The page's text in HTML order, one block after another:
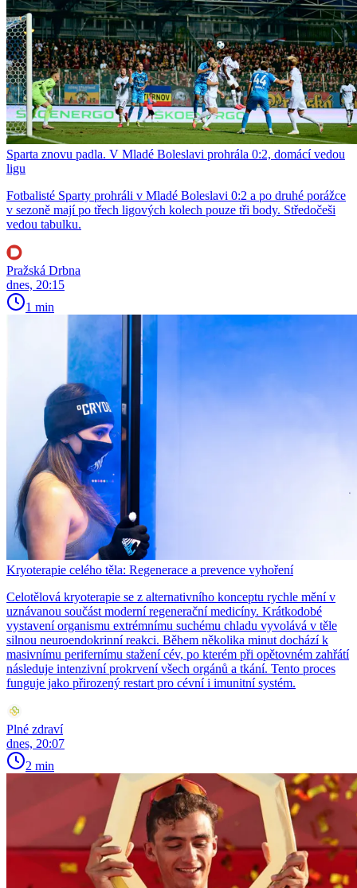
Sparta znovu padla. V Mladé Boleslavi prohrála 0:2, domácí vedou
ligu
Fotbalisté Sparty prohráli v Mladé Boleslavi 0:2 a po druhé porážce
v sezoně mají po třech ligových kolech pouze tři body. Středočeši
vedou tabulku.
Pražská Drbna
dnes, 20:15
1 min
Kryoterapie celého těla: Regenerace a prevence vyhoření
Celotělová kryoterapie se z alternativního konceptu rychle mění v
uznávanou součást moderní regenerační medicíny. Krátkodobé
vystavení organismu extrémnímu suchému chladu vyvolává v těle
silnou neuroendokrinní reakci. Během několika minut dochází k
masivnímu perifernímu stažení cév, po kterém při opětovném zahřátí
následuje intenzivní prokrvení všech orgánů a tkání. Tento proces
funguje jako přirozený restart pro cévní i imunitní systém.
Plné zdraví
dnes, 20:07
2 min